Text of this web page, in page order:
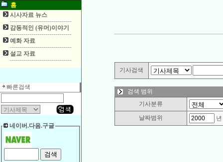
홈
시사자료 뉴스
감동적인 (유머)이야기
예화 자료
설교 자료
빠른검색
네이버.다음.구글
기사검색
검색 범위
기사분류
날짜범위